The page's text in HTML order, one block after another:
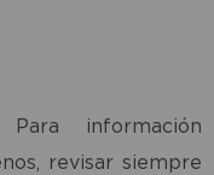
información
revisar siempre